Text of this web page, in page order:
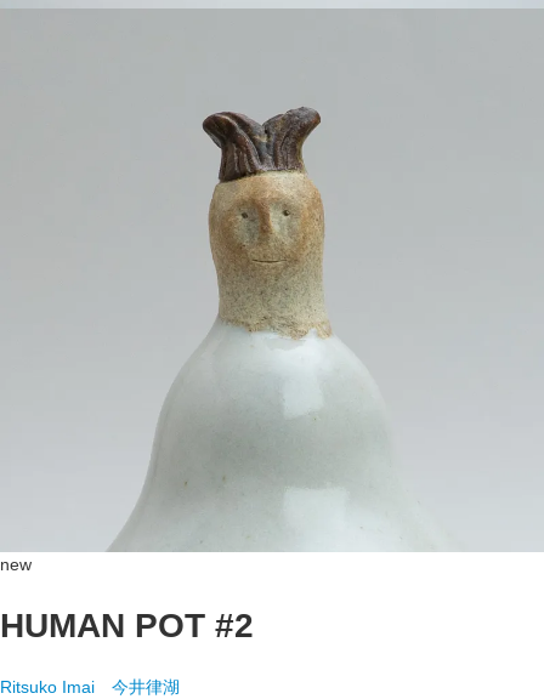
new
HUMAN POT #2
Ritsuko Imai 今井律湖